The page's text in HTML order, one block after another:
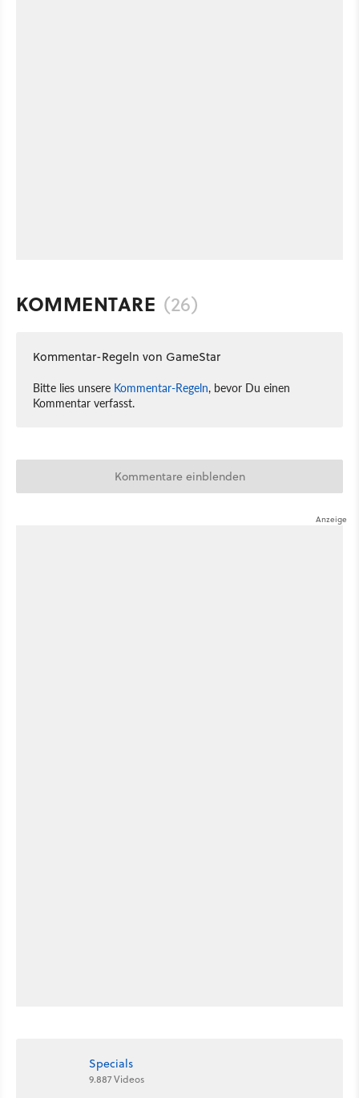
KOMMENTARE (26)
Kommentar-Regeln von GameStar
Bitte lies unsere Kommentar-Regeln, bevor Du einen
Kommentar verfasst.
Kommentare einblenden
Specials
9.887 Videos